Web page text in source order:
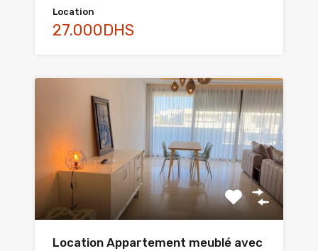
Location
27.000DHS
Location Appartement meublé avec